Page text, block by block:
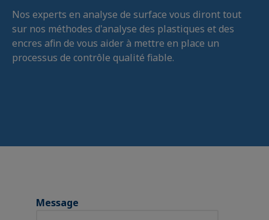
Nos experts en analyse de surface vous diront tout
sur nos méthodes d'analyse des plastiques et des
encres afin de vous aider à mettre en place un
processus de contrôle qualité fiable.
Message